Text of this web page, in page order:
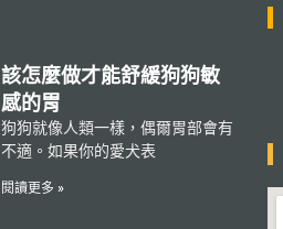
該怎麼做才能舒緩狗狗敏
感的胃
狗狗就像人類一樣，偶爾胃部會有
不適。如果你的愛犬表
閱讀更多 »